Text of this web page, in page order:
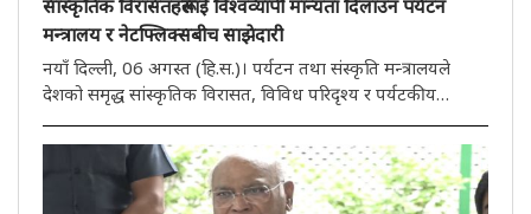
सांस्कृतिक विरासतहरूलाई विश्वव्यापी मान्यता दिलाउन पर्यटन
मन्त्रालय र नेटफ्लिक्सबीच साझेदारी
नयाँ दिल्ली, 06 अगस्त (हि.स.)। पर्यटन तथा संस्कृति मन्त्रालयले
देशको समृद्ध सांस्कृतिक विरासत, विविध परिदृश्य र पर्यटकीय
रणनीतिक साझेदारी गरेको छ। भारतमा नेटफ्लिक्सको एक दशकलाई